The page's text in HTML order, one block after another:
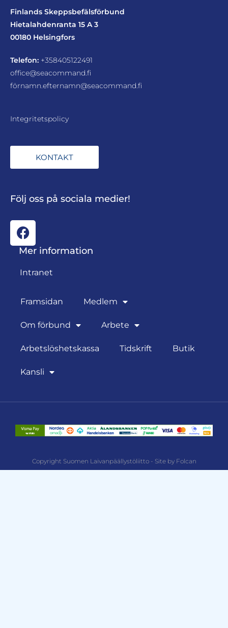
Finlands Skeppsbefälsförbund
Hietalahdenranta 15 A 3
00180 Helsingfors
Telefon: +358405122491
office@seacommand.fi
förnamn.efternamn@seacommand.fi
Integritetspolicy
KONTAKT
Följ oss på sociala medier!
Mer information
Intranet
Framsidan Medlem
Om förbund Arbete
Arbetslöshetskassa Tidskrift Butik
Kansli
Copyright Suomen Laivanpäällystöliitto - Site by Folcan